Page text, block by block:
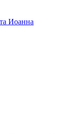
Иоанна